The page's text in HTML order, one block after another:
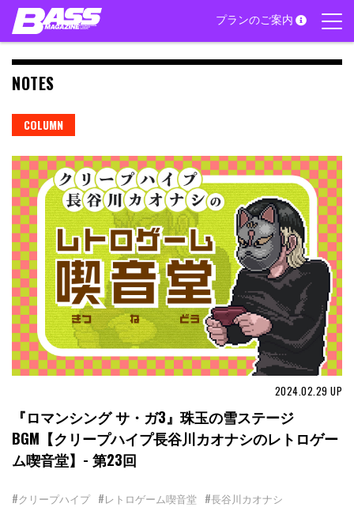
Skip
content
プランのご案内
NOTES
COLUMN
2024.02.29 UP
『ロマンシング サ・ガ3』珠玉の雪ステージ
BGM【クリープハイプ長谷川カオナシのレトロゲー
ム喫音堂】- 第23回
#クリープハイプ #レトロゲーム喫音堂 #長谷川カオナシ